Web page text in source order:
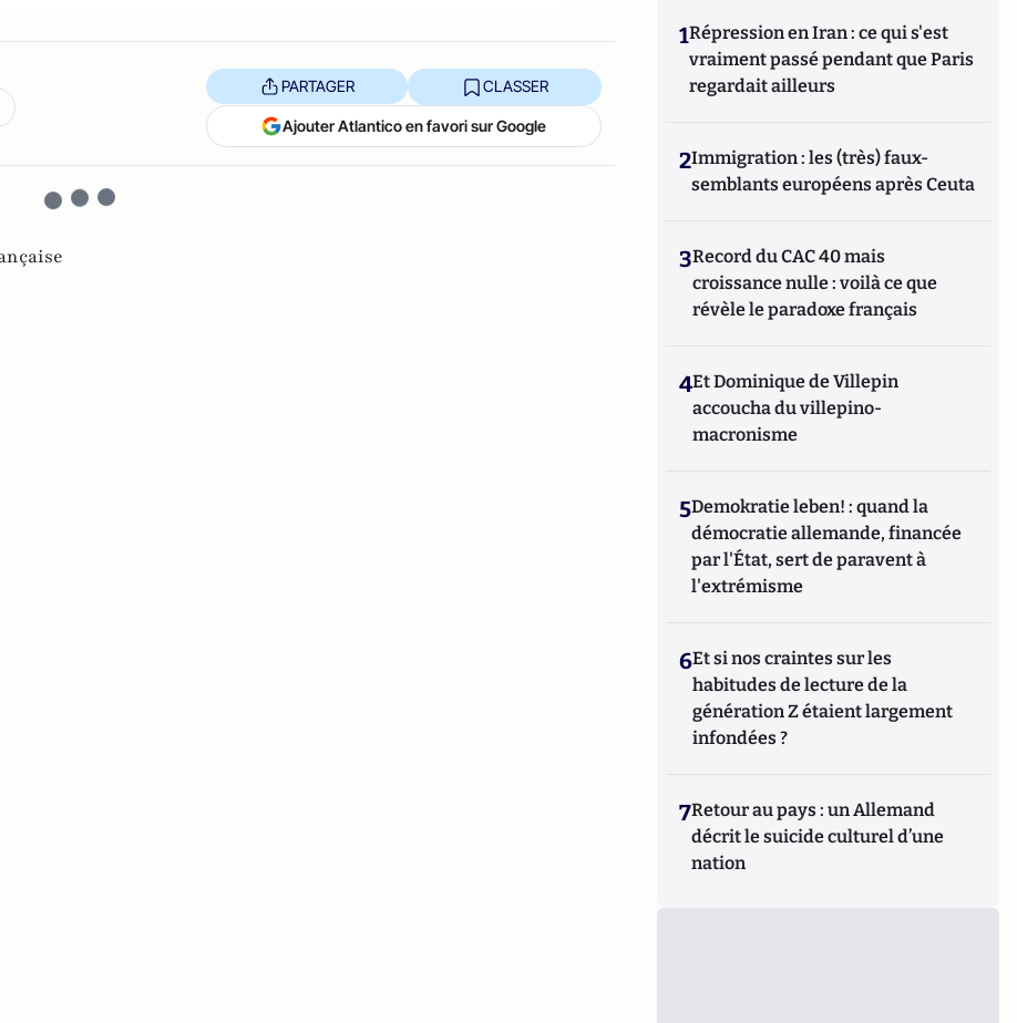
PARTAGER CLASSER
Ajouter Atlantico en favori sur Google
1Répression en Iran : ce qui s'est
vraiment passé pendant que Paris
regardait ailleurs
2Immigration : les (très) faux-
semblants européens après Ceuta
3Record du CAC 40 mais
croissance nulle : voilà ce que
révèle le paradoxe français
4Et Dominique de Villepin
accoucha du villepino-
macronisme
5Demokratie leben! : quand la
démocratie allemande, financée
par l'État, sert de paravent à
l'extrémisme
6Et si nos craintes sur les
habitudes de lecture de la
génération Z étaient largement
infondées ?
7Retour au pays : un Allemand
décrit le suicide culturel d’une
nation